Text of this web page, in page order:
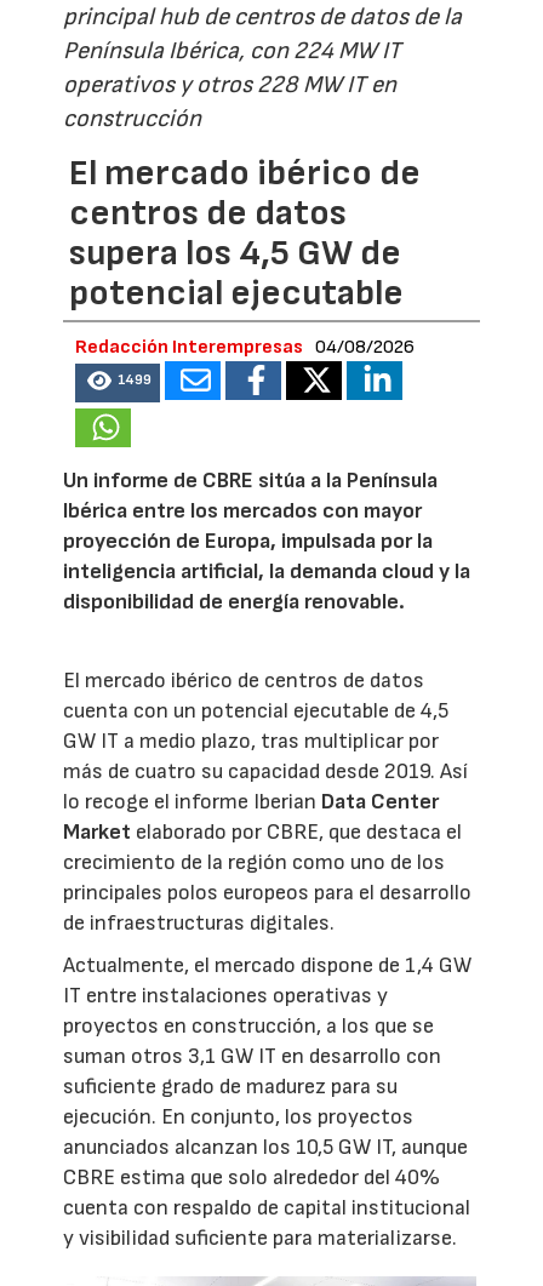
principal hub de centros de datos de la
Península Ibérica, con 224 MW IT
operativos y otros 228 MW IT en
construcción
El mercado ibérico de
centros de datos
supera los 4,5 GW de
potencial ejecutable
Redacción Interempresas 04/08/2026
1499
Un informe de CBRE sitúa a la Península
Ibérica entre los mercados con mayor
proyección de Europa, impulsada por la
inteligencia artificial, la demanda cloud y la
disponibilidad de energía renovable.
El mercado ibérico de centros de datos
cuenta con un potencial ejecutable de 4,5
GW IT a medio plazo, tras multiplicar por
más de cuatro su capacidad desde 2019. Así
lo recoge el informe Iberian Data Center
Market elaborado por CBRE, que destaca el
crecimiento de la región como uno de los
principales polos europeos para el desarrollo
de infraestructuras digitales.
Actualmente, el mercado dispone de 1,4 GW
IT entre instalaciones operativas y
proyectos en construcción, a los que se
suman otros 3,1 GW IT en desarrollo con
suficiente grado de madurez para su
ejecución. En conjunto, los proyectos
anunciados alcanzan los 10,5 GW IT, aunque
CBRE estima que solo alrededor del 40%
cuenta con respaldo de capital institucional
y visibilidad suficiente para materializarse.